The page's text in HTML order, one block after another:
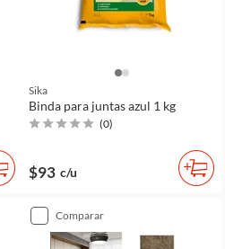
Sika
Binda para juntas azul 1 kg
(0)
$93 c/u
comparar